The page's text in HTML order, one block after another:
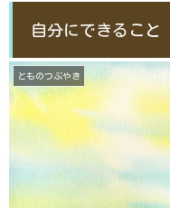
自分にできること
とものつぶやき